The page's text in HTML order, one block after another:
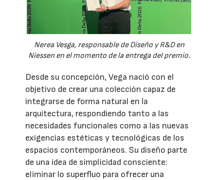
Nerea Vesga, responsable de Diseño y R&D en
Niessen en el momento de la entrega del premio.
Desde su concepción, Vega nació con el
objetivo de crear una colección capaz de
integrarse de forma natural en la
arquitectura, respondiendo tanto a las
necesidades funcionales como a las nuevas
exigencias estéticas y tecnológicas de los
espacios contemporáneos. Su diseño parte
de una idea de simplicidad consciente:
eliminar lo superfluo para ofrecer una